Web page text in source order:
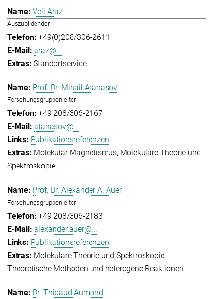
Veli Araz
Auszubildender
+49(0)208/306-2611
araz@...
Standortservice
Prof. Dr. Mihail Atanasov
Forschungsgruppenleiter
+49 208/306-2167
atanasov@...
Publikationsreferenzen
Molekular Magnetismus Molekulare Theorie und
Spektroskopie
Prof. Dr. Alexander A. Auer
Forschungsgruppenleiter
+49 208/306-2183
alexander.auer@...
Publikationsreferenzen
Molekulare Theorie und Spektroskopie
Theoretische Methoden und heterogene Reaktionen
Dr. Thibaud Aumond